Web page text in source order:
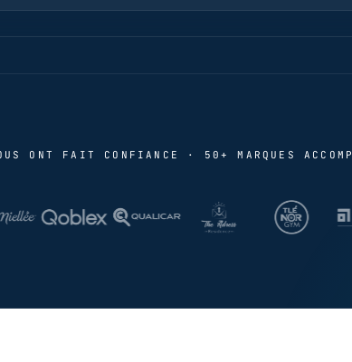
ONT FAIT CONFIANCE · 50+ MARQUES